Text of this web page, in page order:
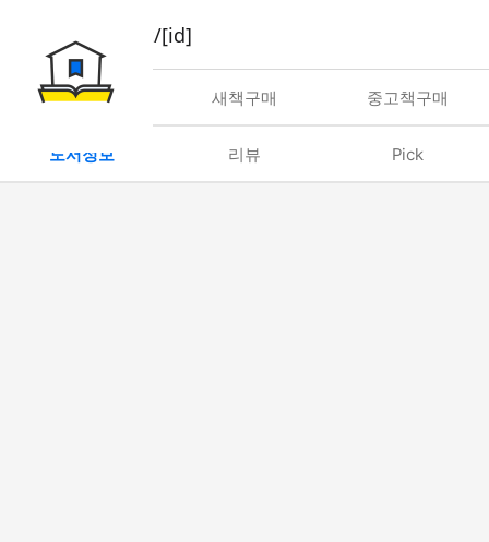
book/rent/[id]
대여 새책구매 중고책구매
도서정보 리뷰 Pick